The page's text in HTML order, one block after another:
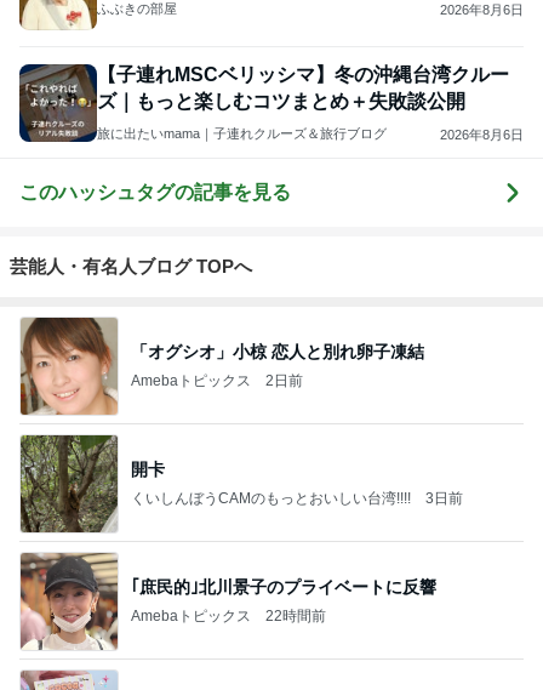
ふぶきの部屋 2026年8月6日
【子連れMSCベリッシマ】冬の沖縄台湾クルー
ズ｜もっと楽しむコツまとめ＋失敗談公開
旅に出たいmama｜子連れクルーズ＆旅行ブログ 2026年8月6日
このハッシュタグの記事を見る
芸能人・有名人ブログ TOPへ
「オグシオ」小椋 恋人と別れ卵子凍結
Amebaトピックス 2日前
開卡
くいしんぼうCAMのもっとおいしい台湾!!!! 3日前
｢庶民的｣北川景子のプライベートに反響
Amebaトピックス 22時間前